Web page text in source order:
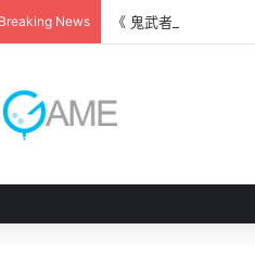
Breaking News 《 鬼武者 劍之道 》